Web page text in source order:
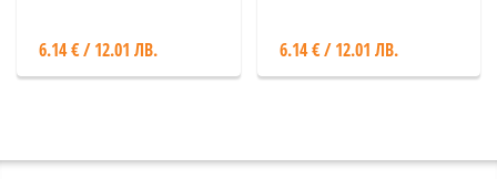
6.14 € / 12.01 ЛВ. 6.14 € / 12.01 ЛВ.